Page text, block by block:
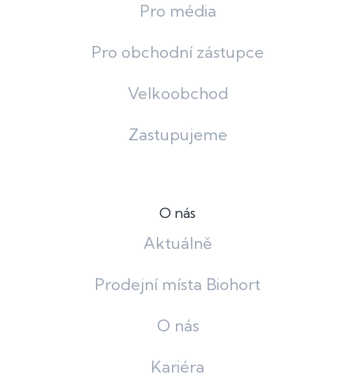
Pro média
Pro obchodní zástupce
Velkoobchod
Zastupujeme
O nás
Aktuálně
Prodejní místa Biohort
O nás
Kariéra